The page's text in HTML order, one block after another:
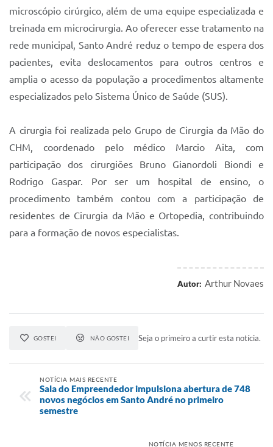
microscópio cirúrgico, além de uma equipe especializada e
treinada em microcirurgia. Ao oferecer esse tratamento na
rede municipal, Santo André reduz o tempo de espera dos
pacientes, evita deslocamentos para outros centros e
amplia o acesso da população a procedimentos altamente
especializados pelo Sistema Único de Saúde (SUS).
A cirurgia foi realizada pelo Grupo de Cirurgia da Mão do
CHM, coordenado pelo médico Marcio Aita, com
participação dos cirurgiões Bruno Gianordoli Biondi e
Rodrigo Gaspar. Por ser um hospital de ensino, o
procedimento também contou com a participação de
residentes de Cirurgia da Mão e Ortopedia, contribuindo
para a formação de novos especialistas.
Autor: Arthur Novaes
GOSTEI NÃO GOSTEI Seja o primeiro a curtir esta notícia.
NOTÍCIA MAIS RECENTE
Sala do Empreendedor impulsiona abertura de 748
novos negócios em Santo André no primeiro
semestre
NOTÍCIA MENOS RECENTE